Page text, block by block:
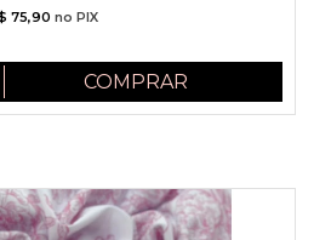
75,90 no PIX
COMPRAR